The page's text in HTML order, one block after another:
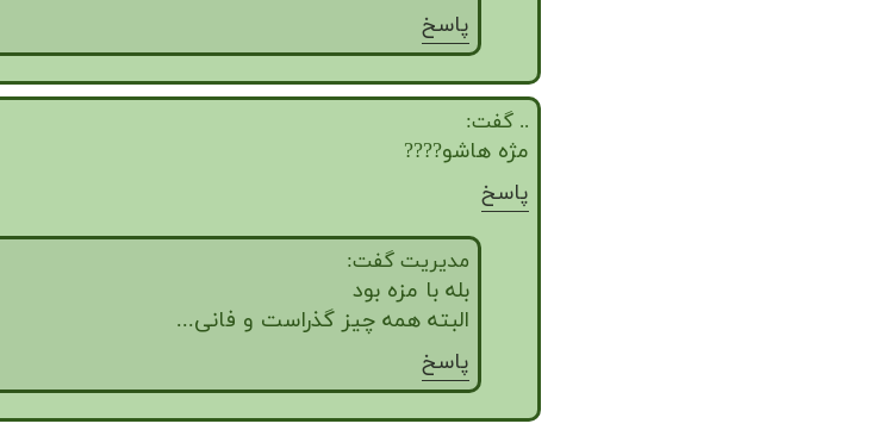
پاسخ
.. گفت:
مژه هاشو????
پاسخ
مدیریت گفت:
بله با مزه بود
البته همه چیز گذراست و فانی...
پاسخ